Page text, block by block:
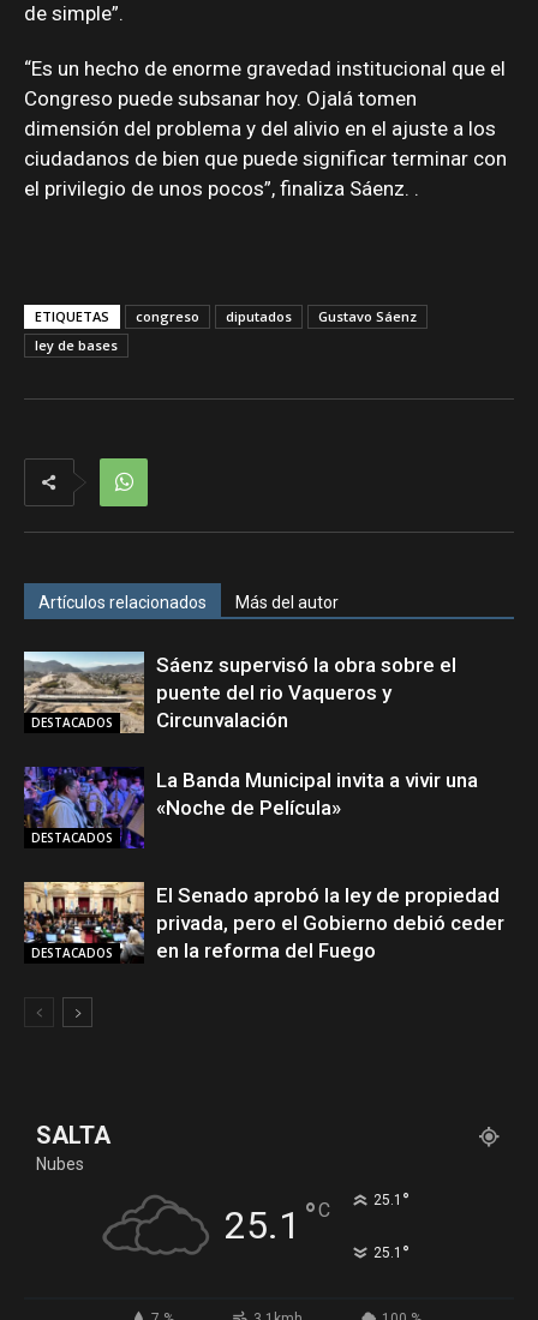
de simple”.
“Es un hecho de enorme gravedad institucional que el
Congreso puede subsanar hoy. Ojalá tomen
dimensión del problema y del alivio en el ajuste a los
ciudadanos de bien que puede significar terminar con
el privilegio de unos pocos”, finaliza Sáenz. .
ETIQUETAS congreso diputados
Gustavo Sáenz
ley de bases
Artículos relacionados Más del autor
DESTACADOS
Sáenz supervisó la obra sobre el
puente del rio Vaqueros y
Circunvalación
DESTACADOS
La Banda Municipal invita a vivir una
«Noche de Película»
DESTACADOS
El Senado aprobó la ley de propiedad
privada, pero el Gobierno debió ceder
en la reforma del Fuego
SALTA
Nubes
25.1 °C 25.1 °
25.1 °